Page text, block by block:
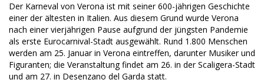
Der Karneval von Verona ist mit seiner 600-jährigen Geschichte
einer der ältesten in Italien. Aus diesem Grund wurde Verona
nach einer vierjährigen Pause aufgrund der jüngsten Pandemie
als erste Eurocarnival-Stadt ausgewählt. Rund 1.800 Menschen
werden am 25. Januar in Verona eintreffen, darunter Musiker und
Figuranten; die Veranstaltung findet am 26. in der Scaligera-Stadt
und am 27. in Desenzano del Garda statt.